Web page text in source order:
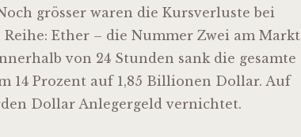
grösser waren die Kursverluste bei
Ether – die Nummer Zwei am Markt
von 24 Stunden sank die gesamte
14 Prozent auf 1,85 Billionen Dollar. Auf
Dollar Anlegergeld vernichtet.